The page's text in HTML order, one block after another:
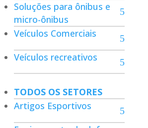
Soluções para ônibus e
micro-ônibus
Veículos Comerciais
Veículos recreativos
TODOS OS SETORES
Artigos Esportivos